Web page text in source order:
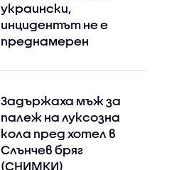
украински,
инцидентът не е
преднамерен
Задържаха мъж за
палеж на луксозна
кола пред хотел в
Слънчев бряг
(СНИМКИ)